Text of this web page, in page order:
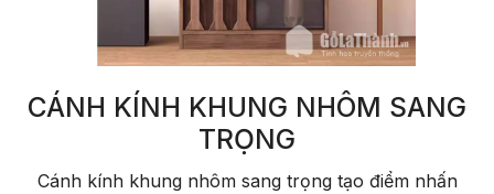
CÁNH KÍNH KHUNG NHÔM SANG
TRỌNG
Cánh kính khung nhôm sang trọng tạo điểm nhấn